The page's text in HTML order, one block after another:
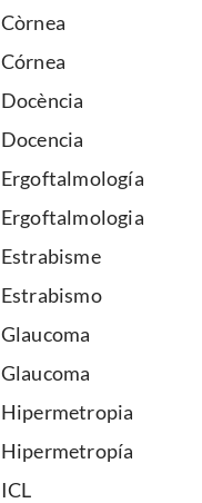
Còrnea
Córnea
Docència
Docencia
Ergoftalmología
Ergoftalmologia
Estrabisme
Estrabismo
Glaucoma
Glaucoma
Hipermetropia
Hipermetropía
ICL